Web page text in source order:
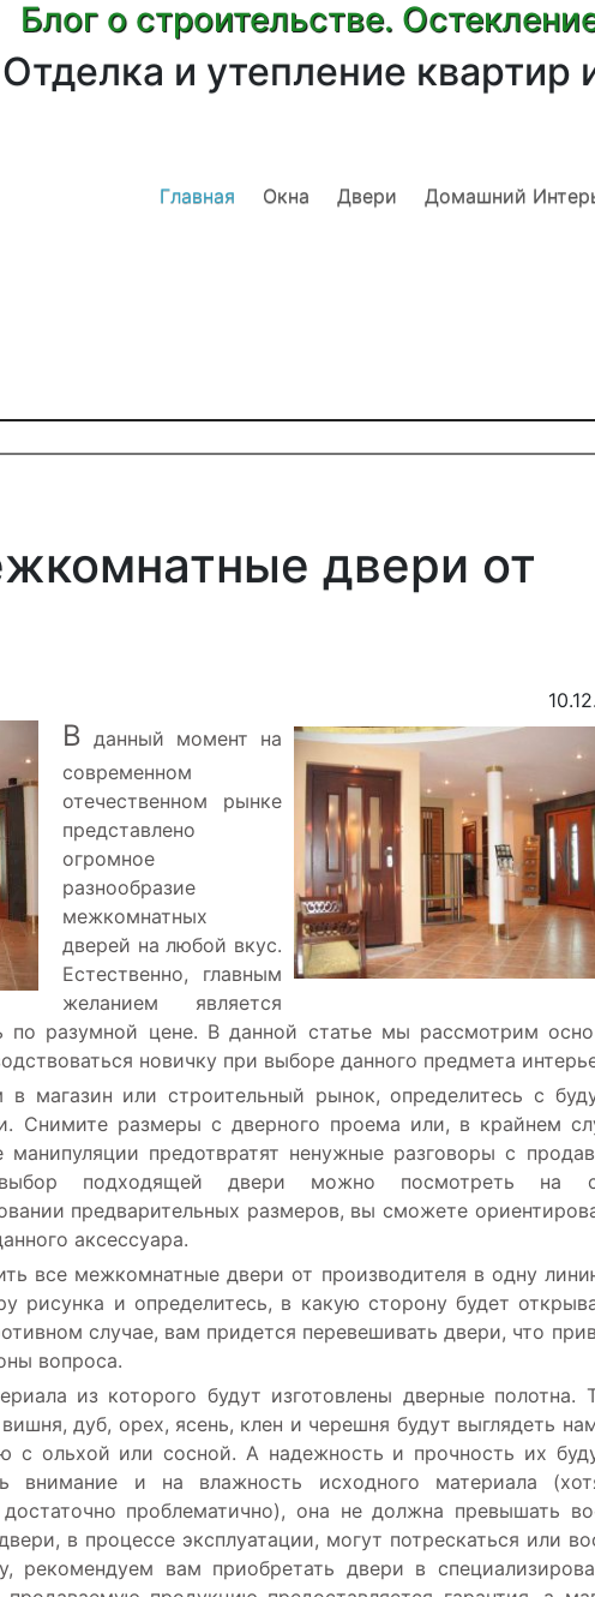
Блог о строительстве.
Отделка и утепление квартир
Главная Окна Двери Домашний
двери от
В данный момент на
современном
отечественном рынке
представлено
огромное
разнообразие
межкомнатных
дверей на любой вкус.
Естественно, главным
желанием является
по разумной цене. В данной статье мы рассмотрим
новичку при выборе данного предмета
в магазин или строительный рынок, определитесь с
Снимите размеры с дверного проема или, в крайнем
манипуляции предотвратят ненужные разговоры с
подходящей двери можно посмотреть на
предварительных размеров, вы сможете
аксессуара.
все межкомнатные двери от производителя в одну
рисунка и определитесь, в какую сторону будет
случае, вам придется перевешивать двери, что
вопроса.
из которого будут изготовлены дверные полотна.
дуб, орех, ясень, клен и черешня будут выглядеть
с ольхой или сосной. А надежность и прочность их
внимание и на влажность исходного материала
проблематично), она не должна превышать
в процессе эксплуатации, могут потрескаться или
рекомендуем вам приобретать двери в